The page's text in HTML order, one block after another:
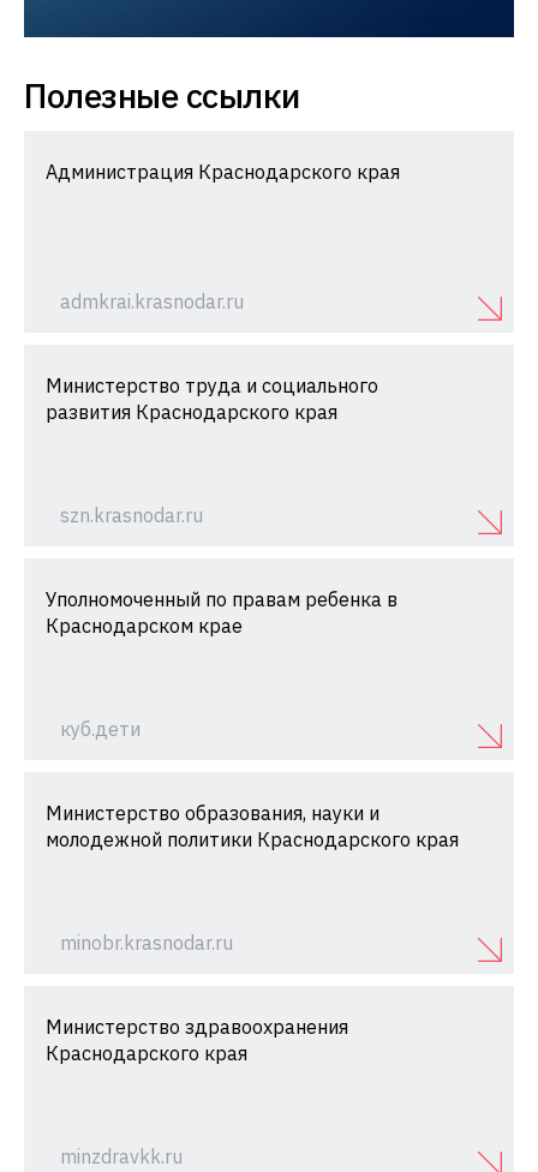
Полезные ссылки
Администрация Краснодарского края
admkrai.krasnodar.ru
Министерство труда и социального
развития Краснодарского края
szn.krasnodar.ru
Уполномоченный по правам ребенка в
Краснодарском крае
куб.дети
Министерство образования, науки и
молодежной политики Краснодарского края
minobr.krasnodar.ru
Министерство здравоохранения
Краснодарского края
minzdravkk.ru